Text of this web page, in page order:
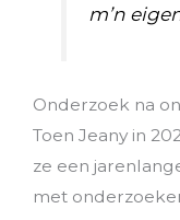
m’n
Onderzoek na
Toen Jeany in
ze een
met